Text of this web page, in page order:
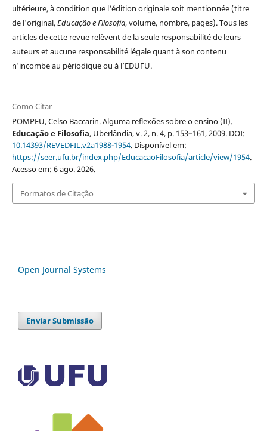
ultérieure, à condition que l'édition originale soit mentionnée (titre
de l'original,Educação e Filosofia, volume, nombre, pages). Tous les
articles de cette revue relèvent de la seule responsabilité de leurs
auteurs et aucune responsabilité légale quant à son contenu
n'incombe au périodique ou à l’EDUFU.
Como Citar
POMPEU, Celso Baccarin. Alguma reflexões sobre o ensino (II).
Educação e Filosofia, Uberlândia, v. 2, n. 4, p. 153–161, 2009. DOI:
10.14393/REVEDFIL.v2a1988-1954. Disponível em:
https://seer.ufu.br/index.php/EducacaoFilosofia/article/view/1954.
Acesso em: 6 ago. 2026.
Formatos de Citação
Open Journal Systems
Enviar Submissão